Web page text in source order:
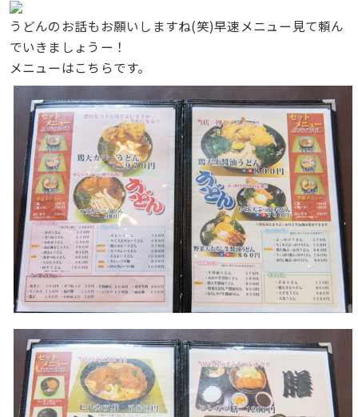
うどんのお話もお願いしますね(笑)早速メニュー見て頼ん
でいきましょうー！
メニューはこちらです。